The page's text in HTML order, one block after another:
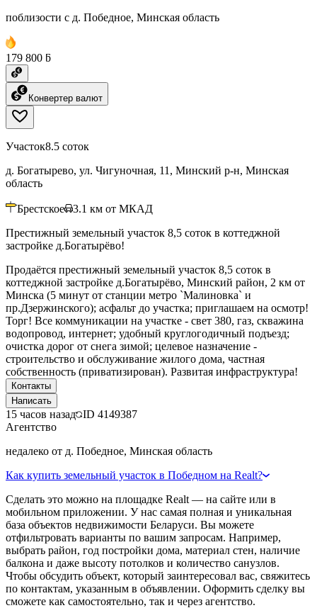
поблизости с д. Победное, Минская область
179 800 ƃ
Конвертер валют
Участок8.5 соток
д. Богатырево, ул. Чигуночная, 11, Минский р-н, Минская
область
Брестское 3.1 км от МКАД
Престижный земельный участок 8,5 соток в коттеджной
застройке д.Богатырёво!
Продаётся престижный земельный участок 8,5 соток в
коттеджной застройке д.Богатырёво, Минский район, 2 км от
Минска (5 минут от станции метро `Малиновка` и
пр.Дзержинского); асфальт до участка; приглашаем на осмотр!
Торг! Все коммуникации на участке - свет 380, газ, скважина
водопровод, интернет; удобный круглогодичный подъезд;
очистка дорог от снега зимой; целевое назначение -
строительство и обслуживание жилого дома, частная
собственность (приватизирован). Развитая инфраструктура!
Контакты
Написать
15 часов назад ID 4149387
Агентство
недалеко от д. Победное, Минская область
Как купить земельный участок в Победном на Realt?
Сделать это можно на площадке Realt — на сайте или в
мобильном приложении. У нас самая полная и уникальная
база объектов недвижимости Беларуси. Вы можете
отфильтровать варианты по вашим запросам. Например,
выбрать район, год постройки дома, материал стен, наличие
балкона и даже высоту потолков и количество санузлов.
Чтобы обсудить объект, который заинтересовал вас, свяжитесь
по контактам, указанным в объявлении. Оформить сделку вы
сможете как самостоятельно, так и через агентство.